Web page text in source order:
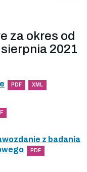
za okres od
2021
PDF XML
z badania
PDF